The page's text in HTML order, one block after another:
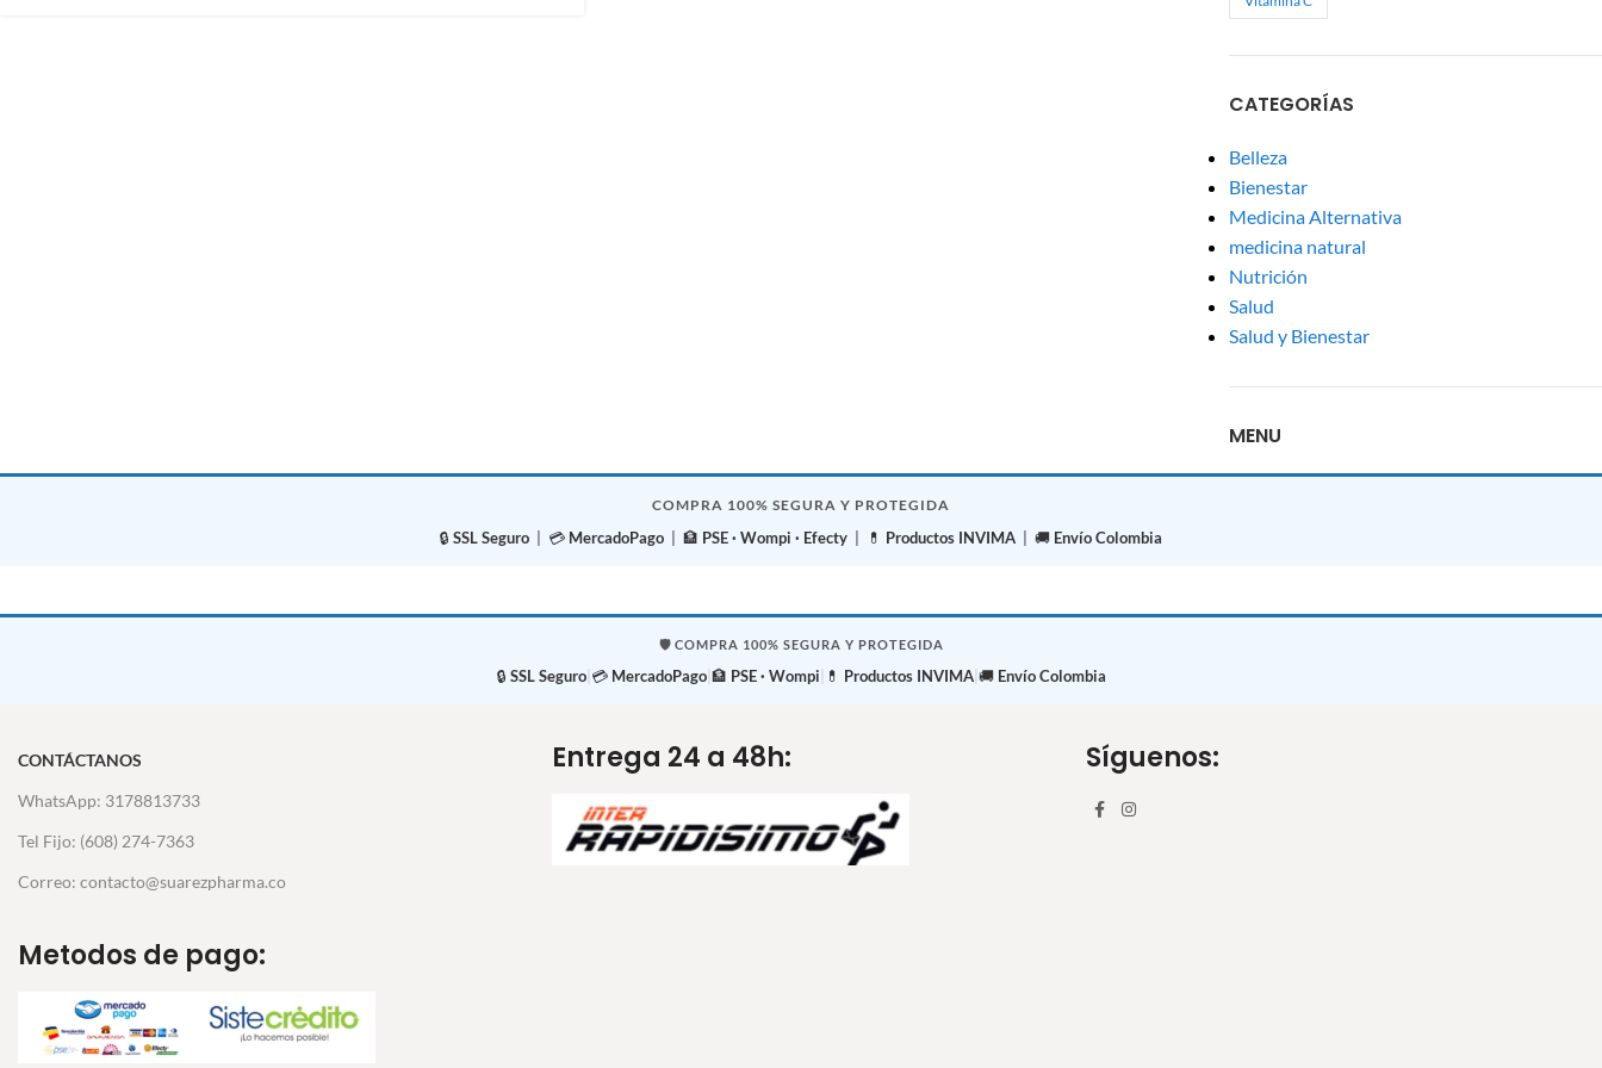
CATEGORÍAS
Belleza
Bienestar
Medicina Alternativa
medicina natural
Nutrición
Salud
Salud y Bienestar
MENU
COMPRA 100% SEGURA Y PROTEGIDA
🔒 SSL Seguro | 💳 MercadoPago | 🏦 PSE · Wompi · Efecty | 💊 Productos INVIMA | 🚚 Envío Colombia
🛡️ COMPRA 100% SEGURA Y PROTEGIDA
🔒 SSL Seguro| 💳 MercadoPago| 🏦 PSE · Wompi 💊 Productos INVIMA| 🚚 Envío Colombia
CONTÁCTANOS
WhatsApp: 3178813733
Tel Fijo: (608) 274-7363
Correo: contacto@suarezpharma.co
Metodos de pago:
Entrega 24 a 48h: Síguenos: